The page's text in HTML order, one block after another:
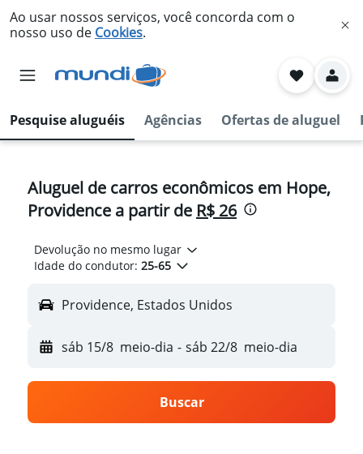
Ao usar nossos serviços, você concorda com o
nosso uso de Cookies.
Pesquise aluguéis Agências Ofertas de aluguel
Aluguel de carros econômicos em Hope,
Providence a partir de R$ 26
Devolução no mesmo lugar
Idade do condutor: 25-65
Providence, Estados Unidos
sáb 15/8 meio-dia - sáb 22/8 meio-dia
Buscar